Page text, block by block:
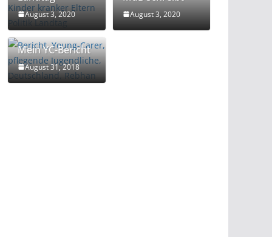
August 3, 2020 August 3, 2020
Mein YC-Bericht
August 31, 2018